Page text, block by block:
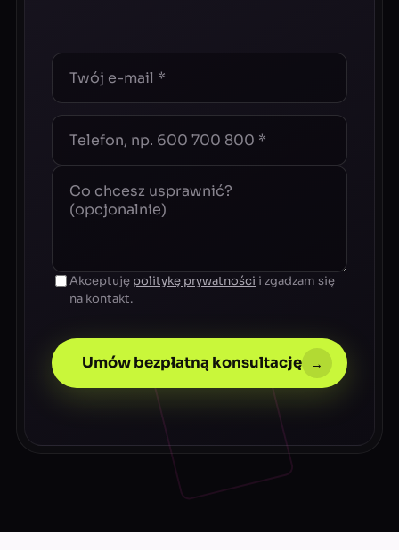
Akceptuję politykę prywatności i zgadzam się
na kontakt.
Umów bezpłatną konsultację →